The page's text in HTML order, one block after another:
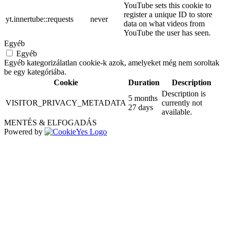
yt.innertube::requests never
YouTube sets this cookie to
register a unique ID to store
data on what videos from
YouTube the user has seen.
Egyéb
Egyéb
Egyéb kategorizálatlan cookie-k azok, amelyeket még nem soroltak
be egy kategóriába.
Cookie
Duration Description
VISITOR_PRIVACY_METADATA
5 months
27 days
Description is
currently not
available.
MENTÉS & ELFOGADÁS
Powered by